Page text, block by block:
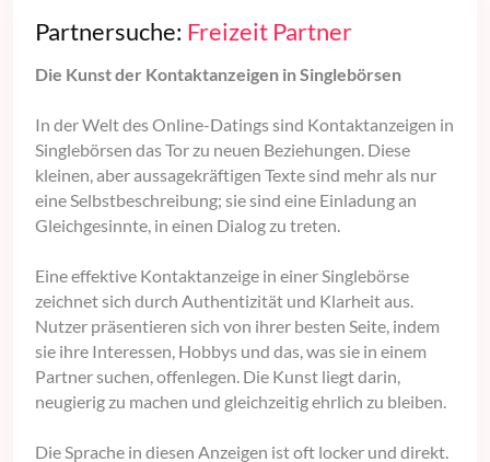
Partnersuche: Freizeit Partner
Die Kunst der Kontaktanzeigen in Singlebörsen
In der Welt des Online-Datings sind Kontaktanzeigen in
Singlebörsen das Tor zu neuen Beziehungen. Diese
kleinen, aber aussagekräftigen Texte sind mehr als nur
eine Selbstbeschreibung; sie sind eine Einladung an
Gleichgesinnte, in einen Dialog zu treten.
Eine effektive Kontaktanzeige in einer Singlebörse
zeichnet sich durch Authentizität und Klarheit aus.
Nutzer präsentieren sich von ihrer besten Seite, indem
sie ihre Interessen, Hobbys und das, was sie in einem
Partner suchen, offenlegen. Die Kunst liegt darin,
neugierig zu machen und gleichzeitig ehrlich zu bleiben.
Die Sprache in diesen Anzeigen ist oft locker und direkt.